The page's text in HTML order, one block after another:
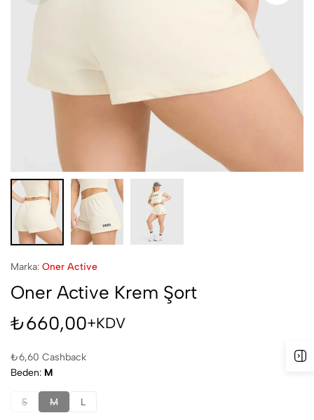
Marka: Oner Active
Oner Active Krem Şort
₺660,00+KDV
₺6,60 Cashback
Beden M
S M L